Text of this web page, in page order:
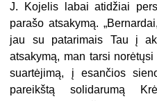
J. Kojelis labai atidžiai
parašo atsakymą.
jau su patarimais Tau į
atsakymą, man tarsi
suartėjimą, į esančios
pareikštą solidarumą